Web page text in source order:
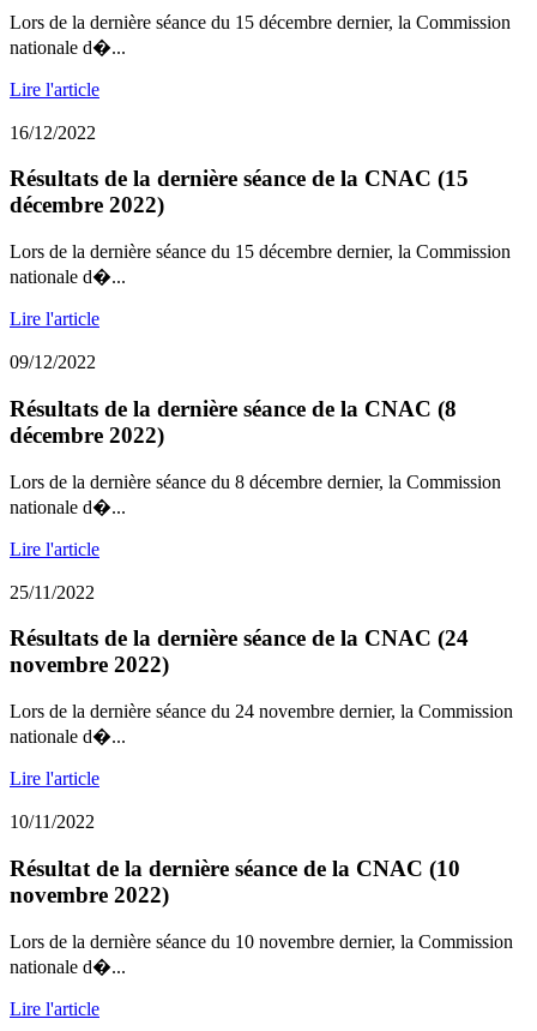
Lors de la dernière séance du 15 décembre dernier, la Commission
nationale d�...
Lire l'article
16/12/2022
Résultats de la dernière séance de la CNAC (15
décembre 2022)
Lors de la dernière séance du 15 décembre dernier, la Commission
nationale d�...
Lire l'article
09/12/2022
Résultats de la dernière séance de la CNAC (8
décembre 2022)
Lors de la dernière séance du 8 décembre dernier, la Commission
nationale d�...
Lire l'article
25/11/2022
Résultats de la dernière séance de la CNAC (24
novembre 2022)
Lors de la dernière séance du 24 novembre dernier, la Commission
nationale d�...
Lire l'article
10/11/2022
Résultat de la dernière séance de la CNAC (10
novembre 2022)
Lors de la dernière séance du 10 novembre dernier, la Commission
nationale d�...
Lire l'article